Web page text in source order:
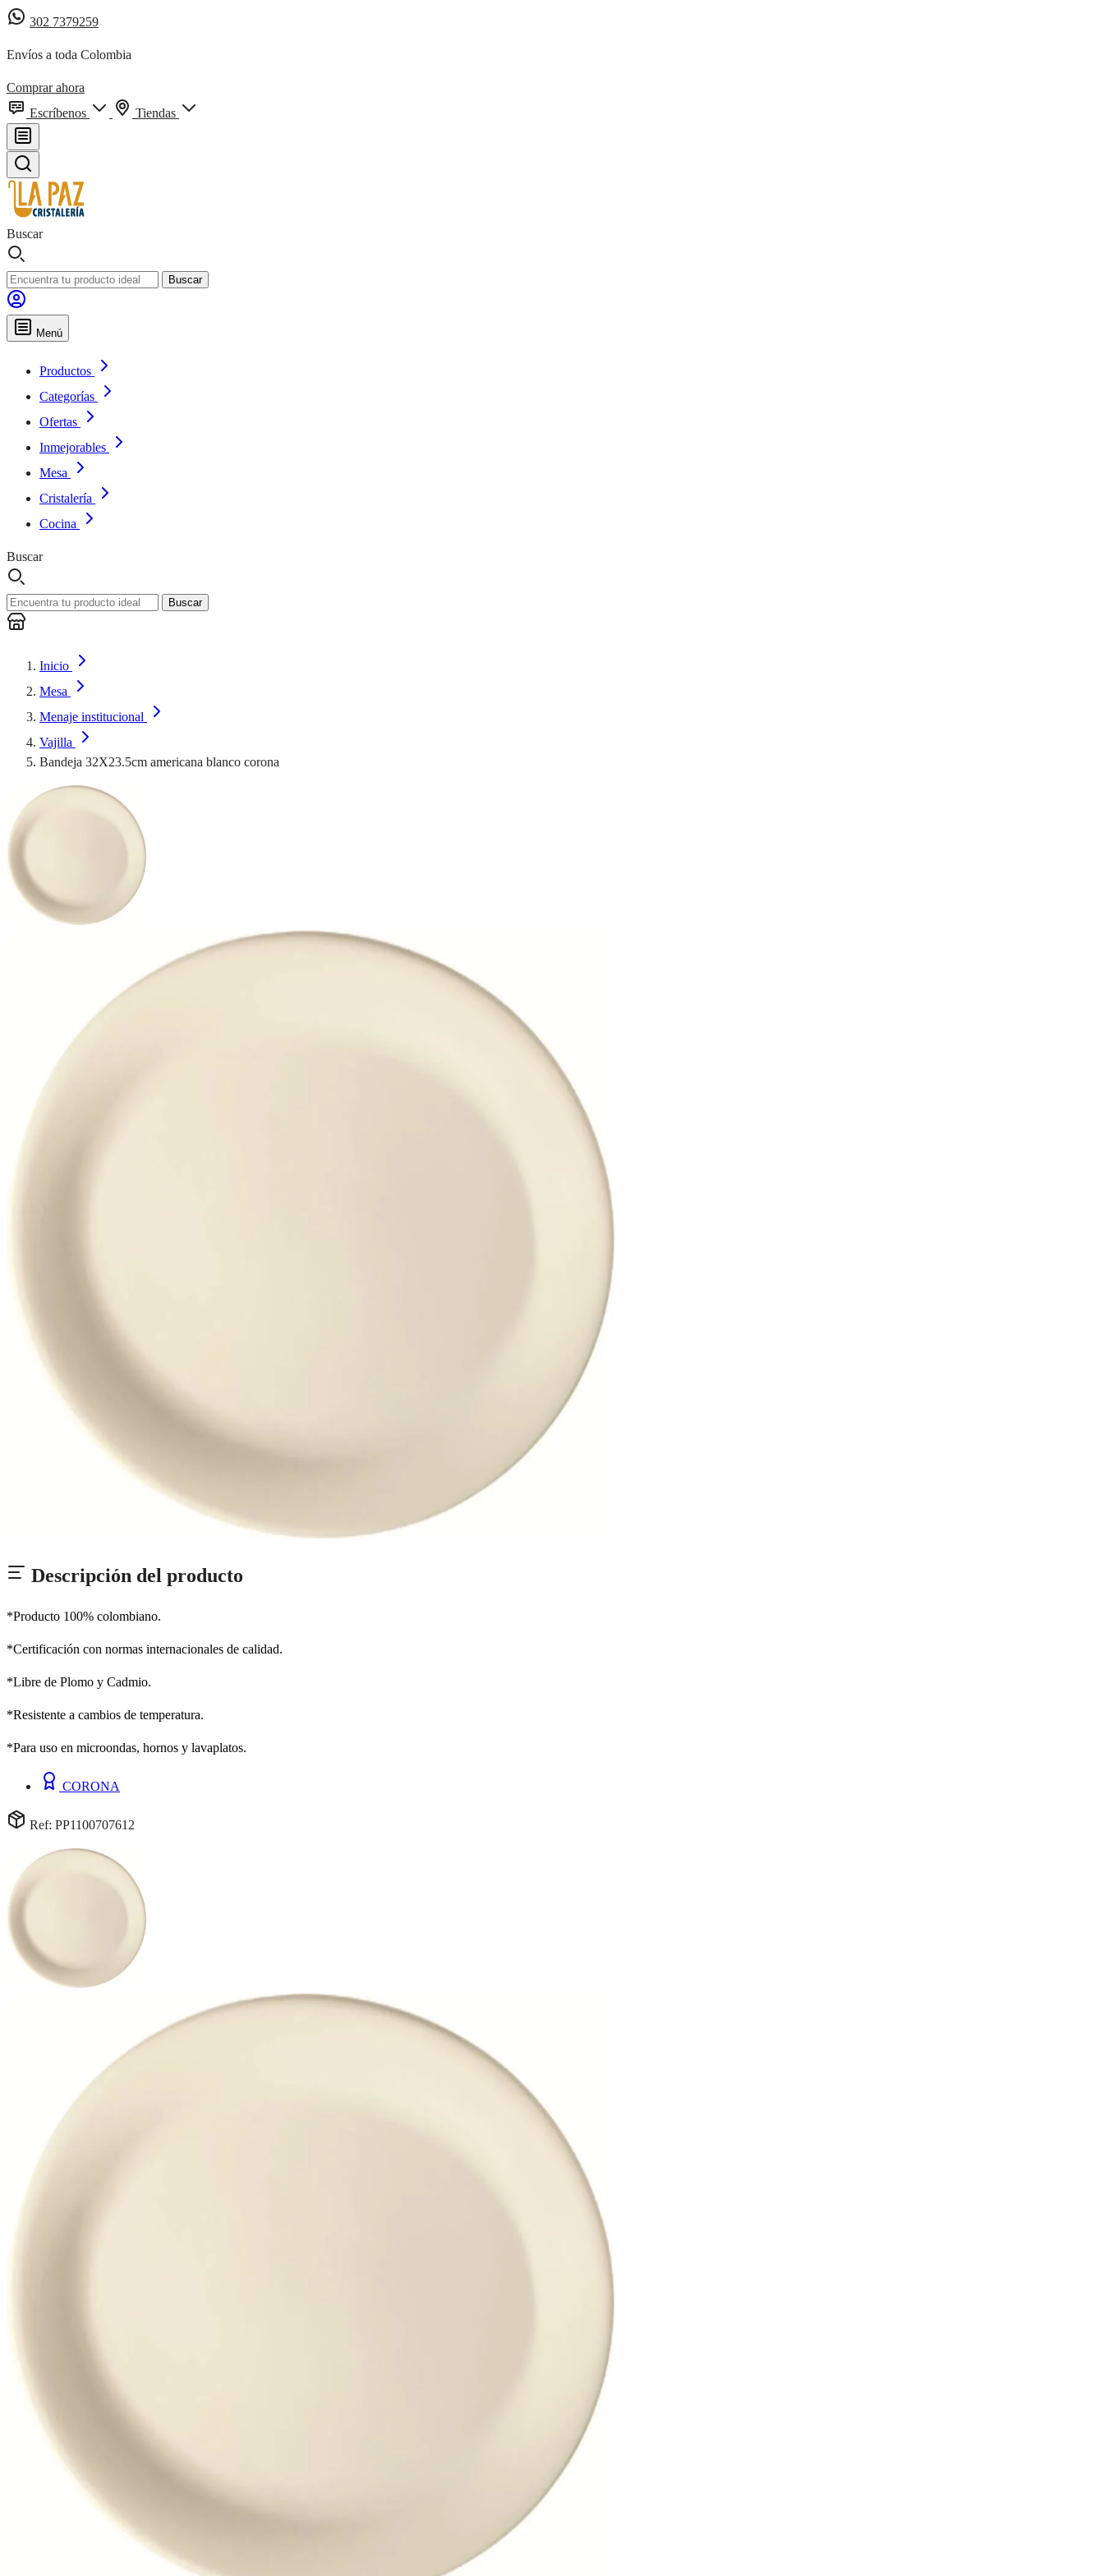
302 7379259
Envíos a toda Colombia
Comprar ahora
Escríbenos
Tiendas
Buscar
Buscar
Menú
Productos
Categorías
Ofertas
Inmejorables
Mesa
Cristalería
Cocina
Buscar
Buscar
Inicio
Mesa
Menaje institucional
Vajilla
Bandeja 32X23.5cm americana blanco corona
Descripción del producto
*Producto 100% colombiano.
*Certificación con normas internacionales de calidad.
*Libre de Plomo y Cadmio.
*Resistente a cambios de temperatura.
*Para uso en microondas, hornos y lavaplatos.
CORONA
Ref: PP1100707612